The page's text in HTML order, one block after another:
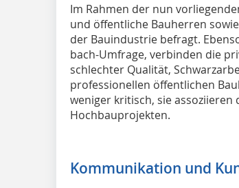
Im Rahmen der nun
und öffentliche Bauherren
der Bauindustrie befragt.
bach-Umfrage, verbinden die
schlechter Qualität,
professionellen öffentlichen
weniger kritisch, sie
Hochbauprojekten.
Kommunikation und